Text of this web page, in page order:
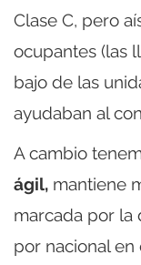
Clase C, pero
ocupantes (las
bajo de las
ayudaban al
A cambio
ágil, mantiene
marcada por la
por nacional en